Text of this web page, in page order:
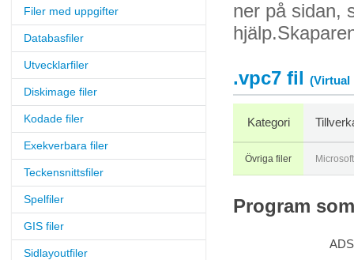
Filer med uppgifter
Databasfiler
Utvecklarfiler
Diskimage filer
Kodade filer
Exekverbara filer
Teckensnittsfiler
Spelfiler
GIS filer
Sidlayoutfiler
ner på sidan,
.vpc7 fil (Virtual
Kategori
Övriga filer Microsoft
Program
ADS